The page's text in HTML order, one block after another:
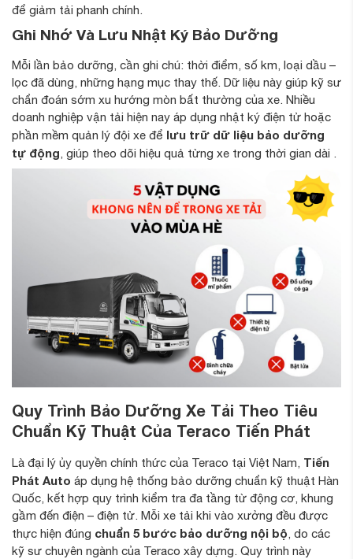
để giảm tải phanh chính.
Ghi Nhớ Và Lưu Nhật Ký Bảo Dưỡng
Mỗi lần bảo dưỡng, cần ghi chú: thời điểm, số km, loại dầu –
lọc đã dùng, những hạng mục thay thế. Dữ liệu này giúp kỹ sư
chẩn đoán sớm xu hướng mòn bất thường của xe. Nhiều
doanh nghiệp vận tải hiện nay áp dụng nhật ký điện tử hoặc
phần mềm quản lý đội xe để lưu trữ dữ liệu bảo dưỡng
tự động, giúp theo dõi hiệu quả từng xe trong thời gian dài .
Quy Trình Bảo Dưỡng Xe Tải Theo Tiêu
Chuẩn Kỹ Thuật Của Teraco Tiến Phát
Là đại lý ủy quyền chính thức của Teraco tại Việt Nam, Tiến
Phát Auto áp dụng hệ thống bảo dưỡng chuẩn kỹ thuật Hàn
Quốc, kết hợp quy trình kiểm tra đa tầng từ động cơ, khung
gầm đến điện – điện tử. Mỗi xe tải khi vào xưởng đều được
thực hiện đúng chuẩn 5 bước bảo dưỡng nội bộ, do các
kỹ sư chuyên ngành của Teraco xây dựng. Quy trình này